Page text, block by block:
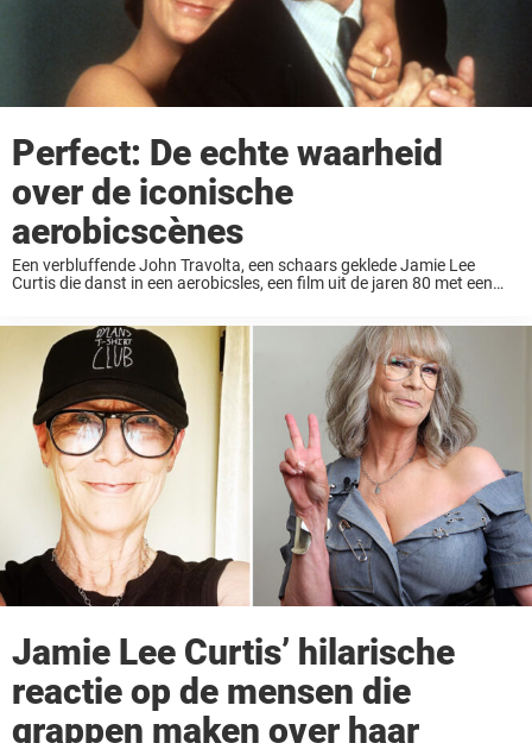
Perfect: De echte waarheid
over de iconische
aerobicscènes
Een verbluffende John Travolta, een schaars geklede Jamie Lee
Curtis die danst in een aerobicsles, een film uit de jaren 80 met een
Jamie Lee Curtis’ hilarische
reactie op de mensen die
grappen maken over haar